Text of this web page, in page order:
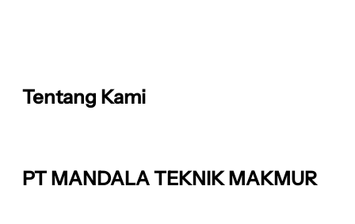
Tentang Kami
PT MANDALA TEKNIK MAKMUR